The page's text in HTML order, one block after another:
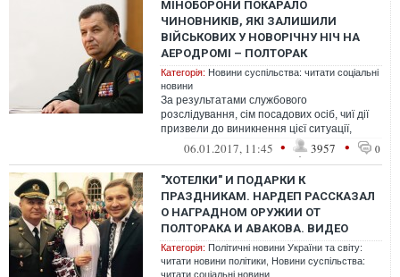
МІНОБОРОНИ ПОКАРАЛО
ЧИНОВНИКІВ, ЯКІ ЗАЛИШИЛИ
ВІЙСЬКОВИХ У НОВОРІЧНУ НІЧ НА
АЕРОДРОМІ – ПОЛТОРАК
Категорія: Новини суспільства: читати соціальні
новини
За результатами службового
розслідування, сім посадових осіб, чиї дії
призвели до виникнення цієї ситуації,
отримають дисциплінарні стягнення
06.01.2017, 11:45 • 3957 • 0
"ХОТЕЛКИ" И ПОДАРКИ К
ПРАЗДНИКАМ. НАРДЕП РАССКАЗАЛ
О НАГРАДНОМ ОРУЖИИ ОТ
ПОЛТОРАКА И АВАКОВА. ВИДЕО
Категорія: Політичні новини України та світу:
читати новини політики Новини суспільства:
читати соціальні новини